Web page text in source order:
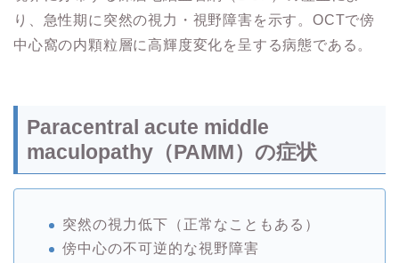
り、急性期に突然の視力・視野障害を示す。OCTで傍
中心窩の内顆粒層に高輝度変化を呈する病態である。
Paracentral acute middle
maculopathy（PAMM）の症状
突然の視力低下（正常なこともある）
傍中心の不可逆的な視野障害